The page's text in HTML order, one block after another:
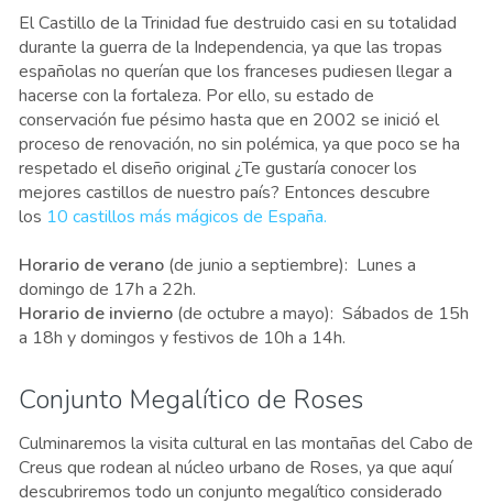
El Castillo de la Trinidad fue destruido casi en su totalidad
durante la guerra de la Independencia, ya que las tropas
españolas no querían que los franceses pudiesen llegar a
hacerse con la fortaleza. Por ello, su estado de
conservación fue pésimo hasta que en 2002 se inició el
proceso de renovación, no sin polémica, ya que poco se ha
respetado el diseño original ¿Te gustaría conocer los
mejores castillos de nuestro país? Entonces descubre
los 10 castillos más mágicos de España.
Horario de verano (de junio a septiembre): Lunes a
domingo de 17h a 22h.
Horario de invierno (de octubre a mayo): Sábados de 15h
a 18h y domingos y festivos de 10h a 14h.
Conjunto Megalítico de Roses
Culminaremos la visita cultural en las montañas del Cabo de
Creus que rodean al núcleo urbano de Roses, ya que aquí
descubriremos todo un conjunto megalítico considerado